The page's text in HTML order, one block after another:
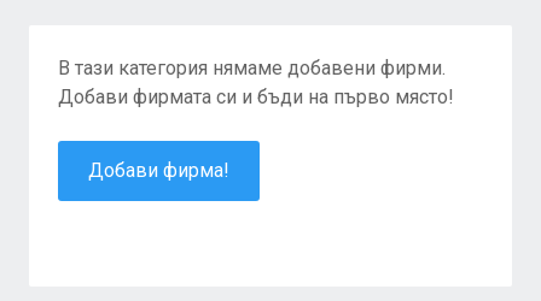
В тази категория нямаме добавени фирми.
Добави фирмата си и бъди на първо място!
Добави фирма!